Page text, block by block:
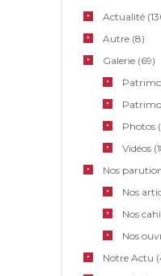
Actualité
Autre (8)
Galerie (69)
Photos
Vidéos
Nos
Nos
Nos
Nos
Notre Actu